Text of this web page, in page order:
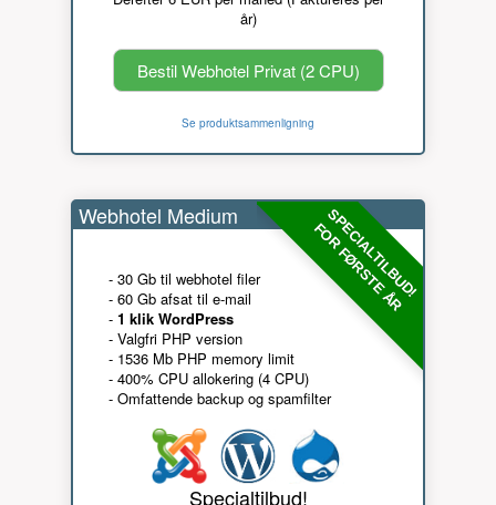
år)
Bestil Webhotel Privat (2 CPU)
Se produktsammenligning
SPECIALTILBUD!
FOR FØRSTE ÅR
Webhotel Medium
- 30 Gb til webhotel filer
- 60 Gb afsat til e-mail
- 1 klik WordPress
- Valgfri PHP version
- 1536 Mb PHP memory limit
- 400% CPU allokering (4 CPU)
- Omfattende backup og spamfilter
Specialtilbud!